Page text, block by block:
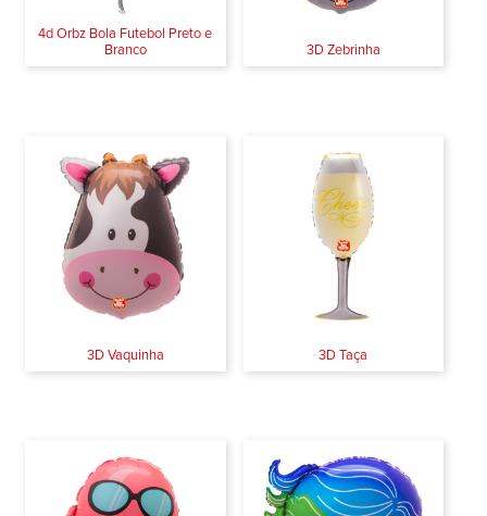
4d Orbz Bola Futebol Preto e
Branco
3D Zebrinha
3D Vaquinha 3D Taça